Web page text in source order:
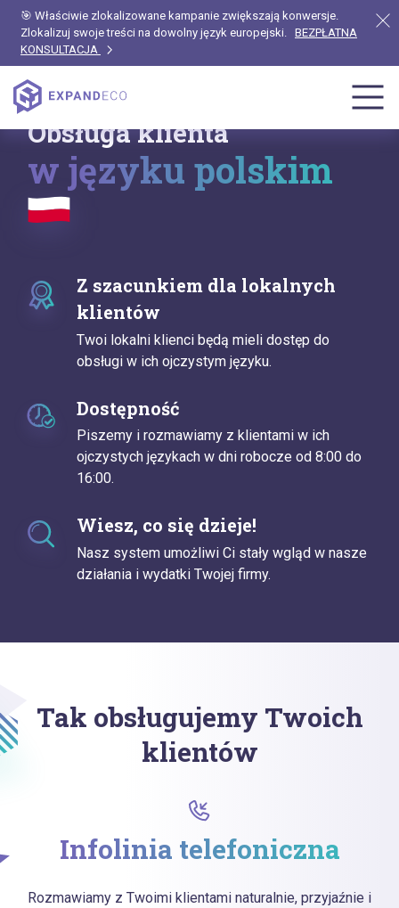
🎯 Właściwie zlokalizowane kampanie zwiększają konwersje.
Zlokalizuj swoje treści na dowolny język europejski. BEZPŁATNA
KONSULTACJA
Obsługa klienta
w języku polskim
Z szacunkiem dla lokalnych
klientów
Twoi lokalni klienci będą mieli dostęp do
obsługi w ich ojczystym języku.
Dostępność
Piszemy i rozmawiamy z klientami w ich
ojczystych językach w dni robocze od 8:00 do
16:00.
Wiesz, co się dzieje!
Nasz system umożliwi Ci stały wgląd w nasze
działania i wydatki Twojej firmy.
Tak obsługujemy Twoich
klientów
Infolinia telefoniczna
Rozmawiamy z Twoimi klientami naturalnie, przyjaźnie i